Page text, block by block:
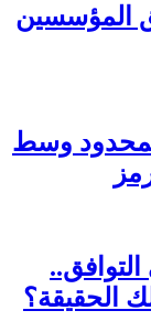
المؤسسين
وسط
الحقيقة؟